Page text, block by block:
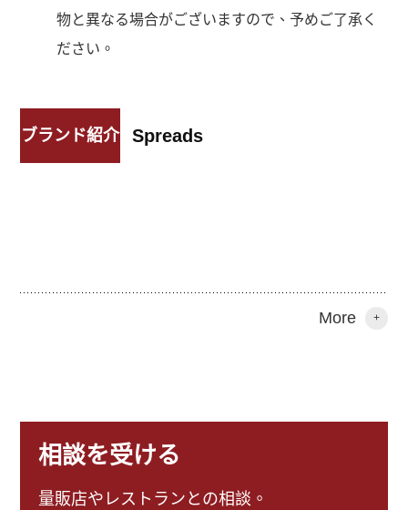
物と異なる場合がございますので、予めご了承く
ださい。
ブランド紹介 Spreads
More +
相談を受ける
量販店やレストランとの相談。